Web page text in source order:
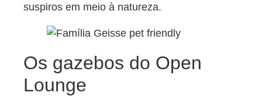
suspiros em meio à natureza.
Os gazebos do Open
Lounge